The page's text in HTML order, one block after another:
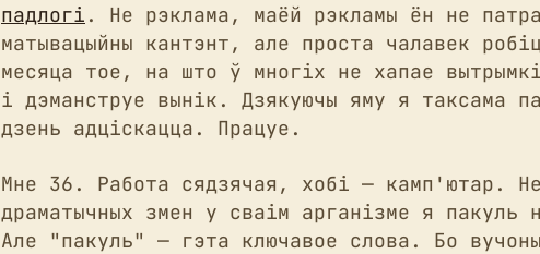
падлогі . Не рэклама, маёй рэкламы ён не
матывацыйны кантэнт, але проста чалавек
месяца тое, на што ў многіх не хапае
і дэманструе вынік. Дзякуючы яму я таксама
дзень адціскацца. Працуе.
Мне 36. Работа сядзячая, хобі — камп'ютар.
драматычных змен у сваім арганізме я пакуль
Але "пакуль" — гэта ключавое слова. Бо